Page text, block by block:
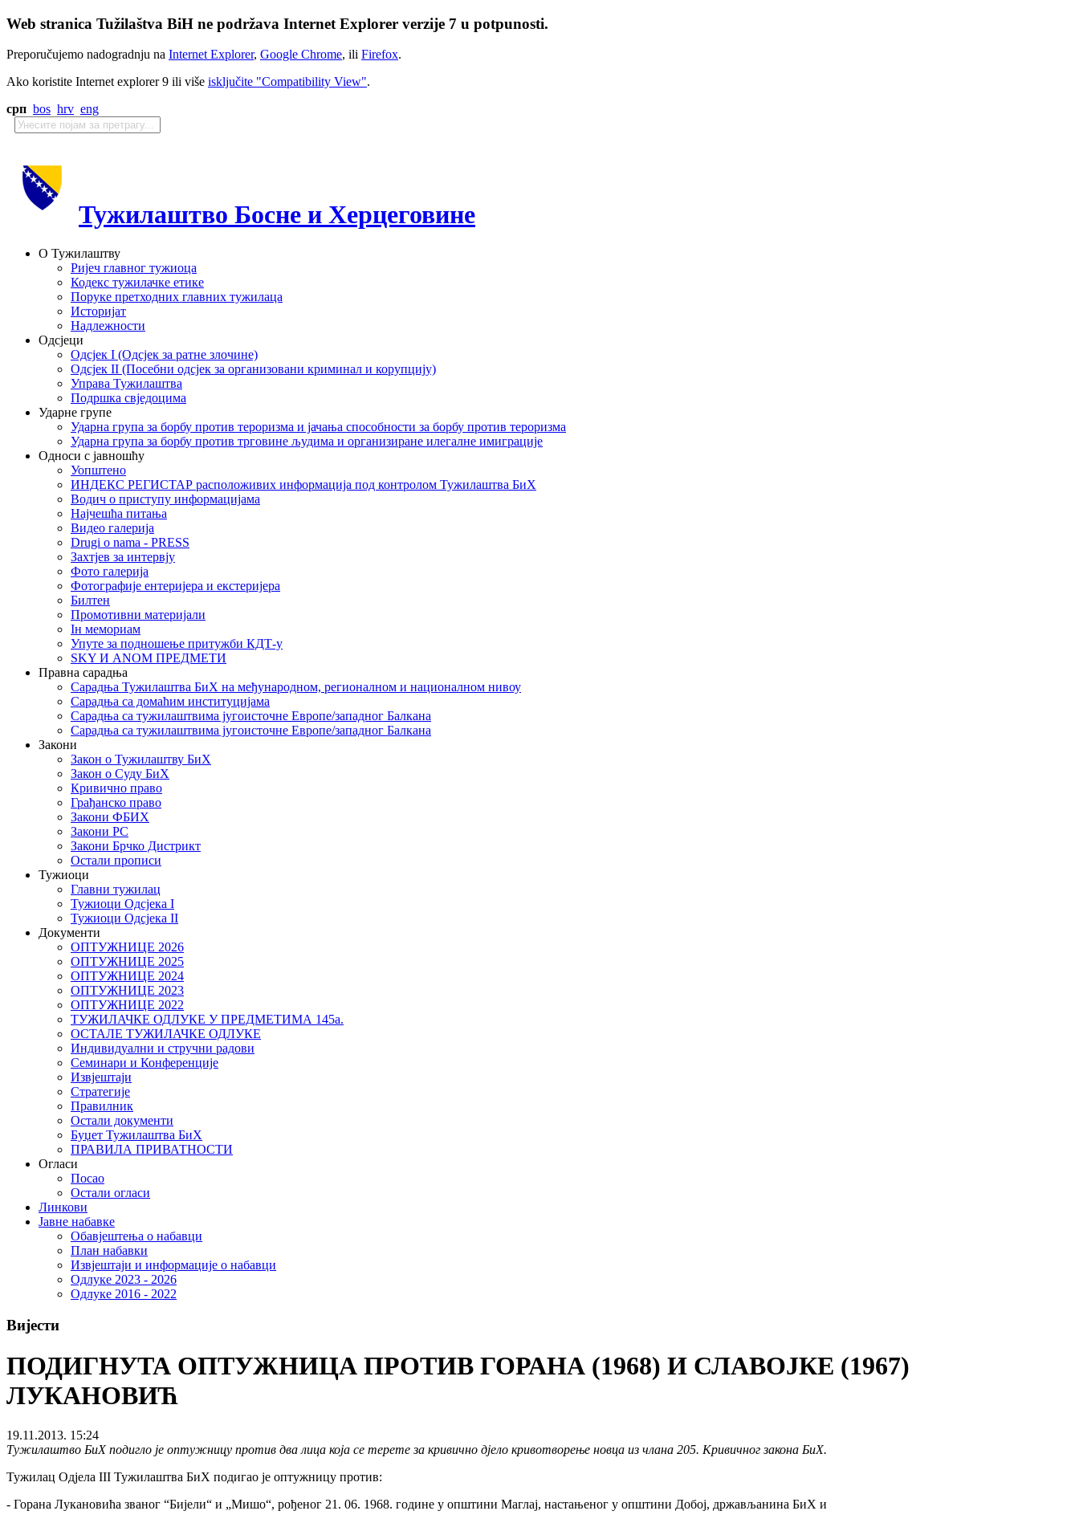
Web stranica Tužilaštva BiH ne podržava Internet Explorer verzije 7 u potpunosti.
Preporučujemo nadogradnju na Internet Explorer, Google Chrome, ili Firefox.
Ako koristite Internet explorer 9 ili više isključite "Compatibility View".
срп bos hrv eng
Тужилаштво Босне и Херцеговине
О Тужилаштву
Ријеч главног тужиоца
Кодекс тужилачке етике
Поруке претходних главних тужилаца
Историјат
Надлежности
Одсјеци
Одсјек I (Одсјек за ратне злочине)
Одсјек II (Посебни одсјек за организовани криминал и корупцију)
Управа Тужилаштва
Подршка свједоцима
Ударне групе
Ударна група за борбу против тероризма и јачања способности за борбу против тероризма
Ударна група за борбу против трговине људима и организиране илегалне имиграције
Односи с јавношћу
Уопштено
ИНДЕКС РЕГИСТАР расположивих информација под контролом Тужилаштва БиХ
Водич о приступу информацијама
Најчешћа питања
Видео галерија
Drugi o nama - PRESS
Захтјев за интервју
Фото галерија
Фотографије ентеријера и екстеријера
Билтен
Промотивни материјали
Iн мемориам
Упуте за подношење притужби КДТ-у
SKY И ANOM ПРЕДМЕТИ
Правна сарадња
Сарадња Тужилаштва БиХ на међународном, регионалном и националном нивоу
Сарадња са домаћим институцијама
Сарадња са тужилаштвима југоисточне Европе/западног Балкана
Сарадња са тужилаштвима југоисточне Европе/западног Балкана
Закони
Закон о Тужилаштву БиХ
Закон о Суду БиХ
Кривично право
Грађанско право
Закони ФБИХ
Закони РС
Закони Брчко Дистрикт
Остали прописи
Тужиоци
Главни тужилац
Тужиоци Oдсјекa I
Тужиоци Oдсјекa II
Документи
ОПТУЖНИЦЕ 2026
ОПТУЖНИЦЕ 2025
ОПТУЖНИЦЕ 2024
ОПТУЖНИЦЕ 2023
ОПТУЖНИЦЕ 2022
ТУЖИЛАЧКЕ ОДЛУКЕ У ПРЕДМЕТИМА 145а.
ОСТАЛЕ ТУЖИЛАЧКЕ ОДЛУКЕ
Индивидуални и стручни радови
Семинари и Конференције
Извјештаји
Стратегије
Правилник
Остали документи
Буџет Тужилаштва БиХ
ПРАВИЛА ПРИВАТНОСТИ
Огласи
Посао
Остали огласи
Линкови
Јавне набавке
Обавјештења о набавци
План набавки
Извјештаји и информације о набавци
Одлуке 2023 - 2026
Одлуке 2016 - 2022
Вијести
ПОДИГНУТА ОПТУЖНИЦА ПРОТИВ ГОРАНА (1968) И СЛАВОЈКЕ (1967)
ЛУКАНОВИЋ
19.11.2013. 15:24
Тужилаштво БиХ подигло је оптужницу против два лица која се терете за кривично дјело кривотворење новца из члана 205. Кривичног закона БиХ.
Тужилац Одјела III Тужилаштва БиХ подигао је оптужницу против:
- Горана Лукановића званог “Бијели“ и „Мишо“, рођеног 21. 06. 1968. године у општини Маглај, настањеног у општини Добој, држављанина БиХ и